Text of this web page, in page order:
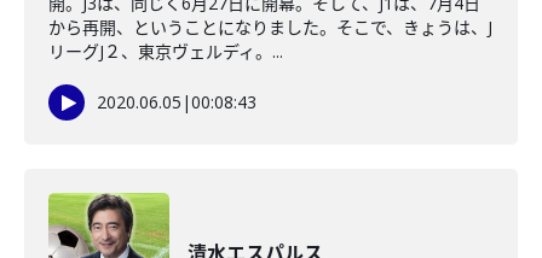
から再開、ということになりました。そこで、きょうは、J
リーグJ２、東京ヴェルディ。...
2020.06.05 |00:08:43